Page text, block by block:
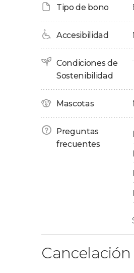
Tras dos horas de ruta
Tipo de bono
Accesibilidad
Condiciones de
Sostenibilidad
Mascotas
Preguntas
frecuentes